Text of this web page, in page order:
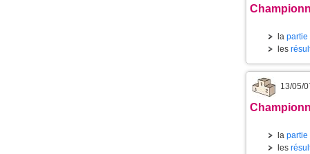
la partie
les
13/05/
la partie
les